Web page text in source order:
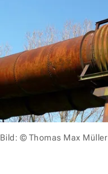
Bild: © Thomas Max Müller